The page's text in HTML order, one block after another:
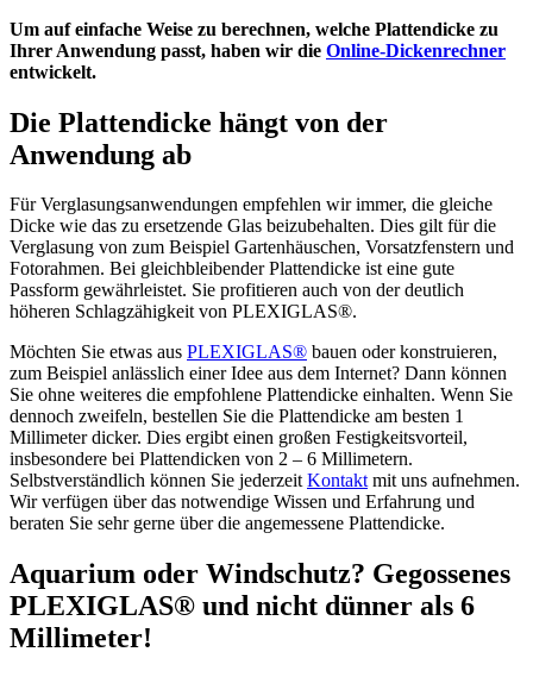
Um auf einfache Weise zu berechnen, welche Plattendicke zu
Ihrer Anwendung passt, haben wir die Online-Dickenrechner
entwickelt.
Die Plattendicke hängt von der
Anwendung ab
Für Verglasungsanwendungen empfehlen wir immer, die gleiche
Dicke wie das zu ersetzende Glas beizubehalten. Dies gilt für die
Verglasung von zum Beispiel Gartenhäuschen, Vorsatzfenstern und
Fotorahmen. Bei gleichbleibender Plattendicke ist eine gute
Passform gewährleistet. Sie profitieren auch von der deutlich
höheren Schlagzähigkeit von PLEXIGLAS®.
Möchten Sie etwas aus PLEXIGLAS® bauen oder konstruieren,
zum Beispiel anlässlich einer Idee aus dem Internet? Dann können
Sie ohne weiteres die empfohlene Plattendicke einhalten. Wenn Sie
dennoch zweifeln, bestellen Sie die Plattendicke am besten 1
Millimeter dicker. Dies ergibt einen großen Festigkeitsvorteil,
insbesondere bei Plattendicken von 2 – 6 Millimetern.
Selbstverständlich können Sie jederzeitKontaktmit uns aufnehmen.
Wir verfügen über das notwendige Wissen und Erfahrung und
beraten Sie sehr gerne über die angemessene Plattendicke.
Aquarium oder Windschutz? Gegossenes
PLEXIGLAS® und nicht dünner als 6
Millimeter!